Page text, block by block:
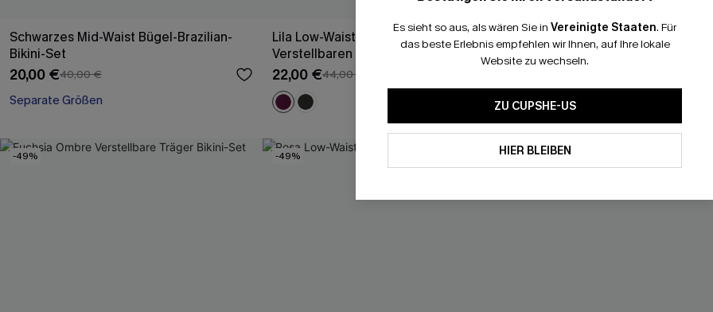
Schwarzes Mid-Waist Bügel-Brazilian-
Bikini-Set
20,00 €40,00 €
Separate Größen
Lila Low-Waist Triangel Bikini-Set mit
Verstellbaren Trägern
22,00 €44,00 €
String-Bikini-Set in Gelb
24,00 €
-49% -49% -49%
Es sieht so aus, als wären Sie in Vereinigte Staaten. Für
das beste Erlebnis empfehlen wir Ihnen, auf Ihre lokale
Website zu wechseln.
ZU CUPSHE-US
HIER BLEIBEN